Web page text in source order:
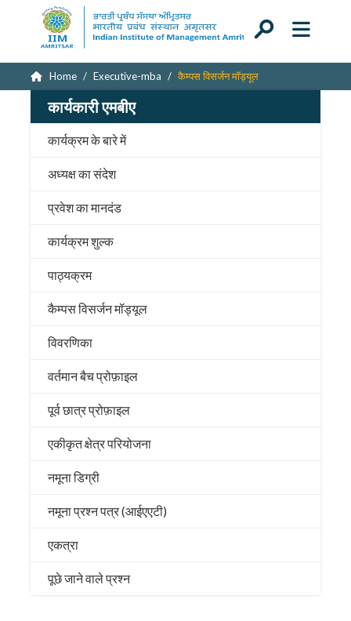
Home Executive-mba कैम्पस विसर्जन मॉड्यूल
कार्यकारी एमबीए
कार्यक्रम के बारे में
अध्यक्ष का संदेश
प्रवेश का मानदंड
कार्यक्रम शुल्क
पाठ्यक्रम
कैम्पस विसर्जन मॉड्यूल
विवरणिका
वर्तमान बैच प्रोफ़ाइल
पूर्व छात्र प्रोफ़ाइल
एकीकृत क्षेत्र परियोजना
नमूना डिग्री
नमूना प्रश्न पत्र (आईएएटी)
एकत्रा
पूछे जाने वाले प्रश्न